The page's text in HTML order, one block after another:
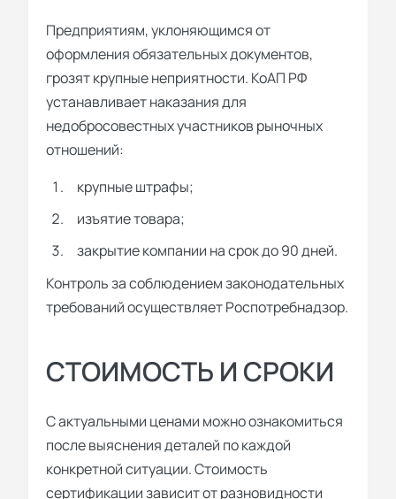
Предприятиям, уклоняющимся от
оформления обязательных документов,
грозят крупные неприятности. КоАП РФ
устанавливает наказания для
недобросовестных участников рыночных
отношений:
крупные штрафы;
изъятие товара;
закрытие компании на срок до 90 дней.
Контроль за соблюдением законодательных
требований осуществляет Роспотребнадзор.
СТОИМОСТЬ И СРОКИ
С актуальными ценами можно ознакомиться
после выяснения деталей по каждой
конкретной ситуации. Стоимость
сертификации зависит от разновидности